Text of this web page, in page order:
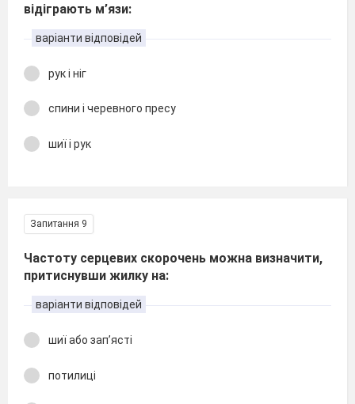
відіграють м’язи:
варіанти відповідей
рук і ніг
спини і черевного пресу
шиї і рук
Запитання 9
Частоту серцевих скорочень можна визначити,
притиснувши жилку на:
варіанти відповідей
шиї або зап’ясті
потилиці